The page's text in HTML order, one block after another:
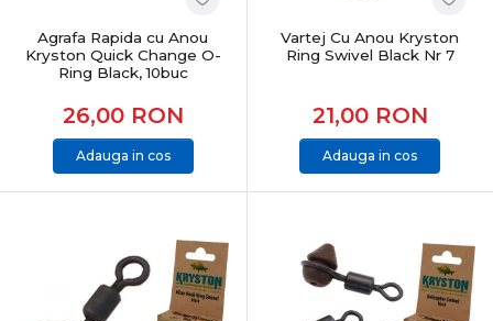
Categoria Crap din PRO ANGLER este structurată
pentru pescarii care caută performanță reală, fiabilitate
și echipamente testate. Produsele sunt atent
selecționate pentru pescuit recreativ, sesiuni lungi sau
competiții, acoperind toate nevoile pescarului modern
de crap.
CONCLUZIE
oferă încredere, eficiență și șanse reale la capturi
memorabile, indiferent de locul sau condițiile de pescuit.
Agrafa Rapida cu Anou
Kryston Quick Change O-
Ring Black, 10buc
26,00 RON
Adauga in cos
Vartej Cu Anou Kryston
Ring Swivel Black Nr 7
21,00 RON
Adauga in cos